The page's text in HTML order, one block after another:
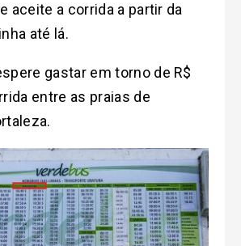
aceite a corrida a partir da
até lá.
gastar em torno de R$
entre as praias de